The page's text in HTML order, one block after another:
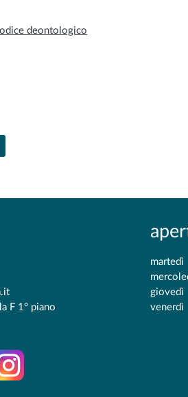
deontologico
PER LA LIBERA PROFESSIONE
L'INFERMIERE CHE VORREI ESSERE
F 1° piano
martedì
giovedì
venerdì